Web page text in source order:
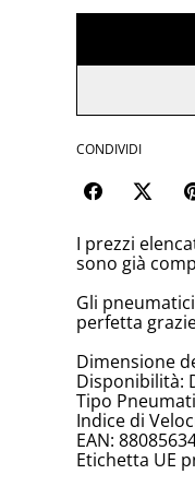
CONDIVIDI
I prezzi
sono già
Gli
perfetta
Dimensione
Disponibilità:
Tipo
Indice di
EAN:
Etichetta UE